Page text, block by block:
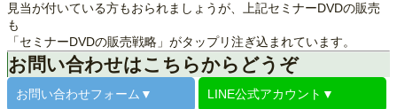
見当が付いている方もおられましょうが、上記セミナーDVDの販売
も
「セミナーDVDの販売戦略」がタップリ注ぎ込まれています。
お問い合わせはこちらからどうぞ
お問い合わせフォーム▼ LINE公式アカウント▼